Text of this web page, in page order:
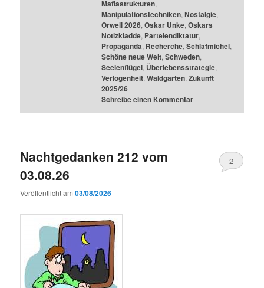
Mafiastrukturen,
Manipulationstechniken, Nostalgie,
Orwell 2026, Oskar Unke, Oskars
Notizkladde, Parteiendiktatur,
Propaganda, Recherche, Schlafmichel,
Schöne neue Welt, Schweden,
Seelenflügel, Überlebensstrategie,
Verlogenheit, Waldgarten, Zukunft
2025/26
Schreibe einen Kommentar
Nachtgedanken 212 vom
03.08.26
Veröffentlicht am03/08/2026
2